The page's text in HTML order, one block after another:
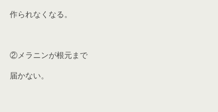
作られなくなる。
②メラニンが根元まで
届かない。